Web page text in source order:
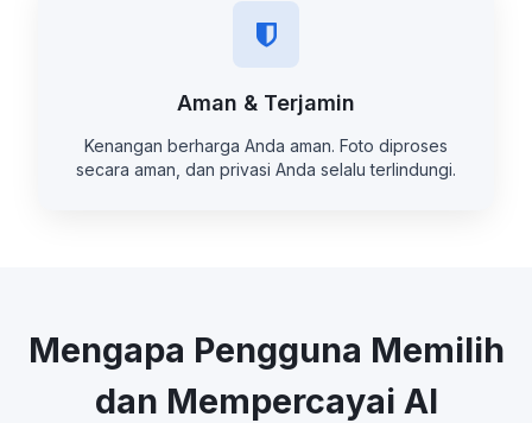
Aman & Terjamin
Kenangan berharga Anda aman. Foto diproses
secara aman, dan privasi Anda selalu terlindungi.
Mengapa Pengguna Memilih
dan Mempercayai AI